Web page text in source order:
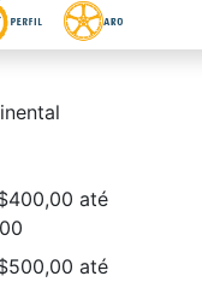
até
até